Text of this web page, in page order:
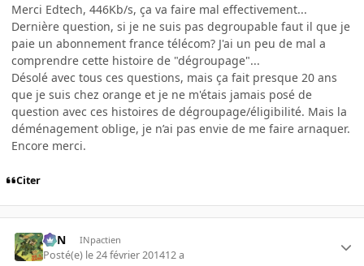
Merci Edtech, 446Kb/s, ça va faire mal effectivement...
Dernière question, si je ne suis pas degroupable faut il que je
paie un abonnement france télécom? J'ai un peu de mal a
comprendre cette histoire de "dégroupage"...
Désolé avec tous ces questions, mais ça fait presque 20 ans
que je suis chez orange et je ne m'étais jamais posé de
question avec ces histoires de dégroupage/éligibilité. Mais la
déménagement oblige, je n’ai pas envie de me faire arnaquer.
Encore merci.
Citer
RFN INpactien
Posté(e) le 24 février 201412 a